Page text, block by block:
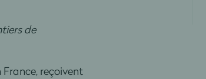
de
reçoivent